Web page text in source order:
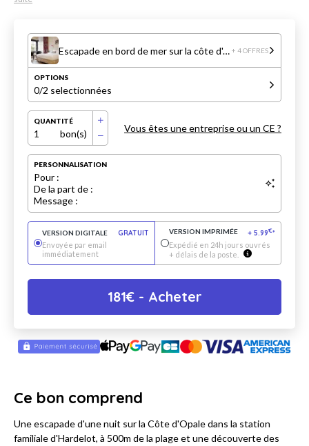
Escapade en bord de mer sur la côte d'opale petits-déjeuners inclus + 4 OFFRES
OPTIONS
0/2 selectionnées
QUANTITÉ
1 bon(s) Vous êtes une entreprise ou un CE ?
PERSONNALISATION
Pour :
De la part de :
Message :
VERSION DIGITALE
GRATUIT
Envoyée par email
immédiatement
VERSION IMPRIMÉE + 5.99€*
Expédié en 24h jours ouvrés
+ délais de la poste.
181€- Acheter
Ce bon comprend
Une escapade d'une nuit sur la Côte d'Opale dans la station
familiale d'Hardelot, à 500m de la plage et une découverte des